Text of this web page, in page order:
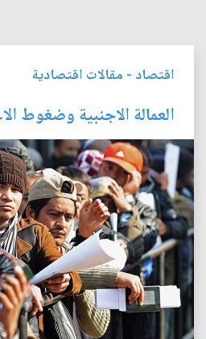
اقتصاد - مقالات اقتصادية
العمالة الاجنبية وضغوط